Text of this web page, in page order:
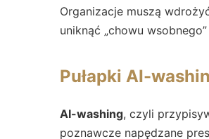
Organizacje muszą
uniknąć „chowu
Pułapki AI-
AI-washing, czyli
poznawcze napędzane